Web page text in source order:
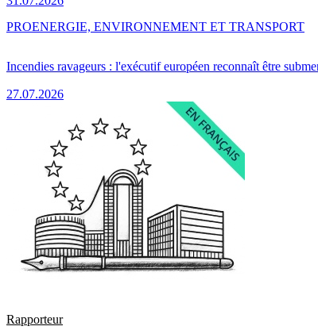
Incendies ravageurs : l'exécutif européen reconnaît être
27.07.2026
PROENERGIE, ENVIRONNEMENT ET TRANSPORT
Rapporteur